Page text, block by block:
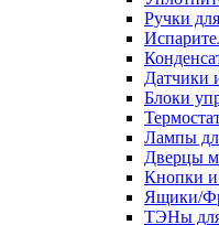
Ручки
Датчики
Блоки
Лампы
Дверцы
Кнопки и
Ящики/
ТЭНы для